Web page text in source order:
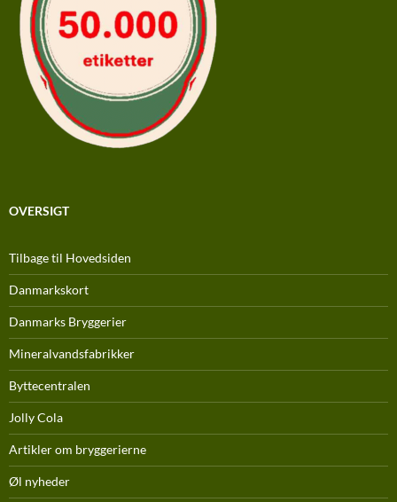
OVERSIGT
Tilbage til Hovedsiden
Danmarkskort
Danmarks Bryggerier
Mineralvandsfabrikker
Byttecentralen
Jolly Cola
Artikler om bryggerierne
Øl nyheder